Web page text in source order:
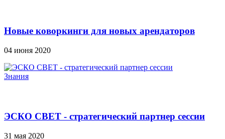
Новые коворкинги для новых арендаторов
04 июня 2020
Знания
ЭСКО СВЕТ - стратегический партнер сессии
31 мая 2020